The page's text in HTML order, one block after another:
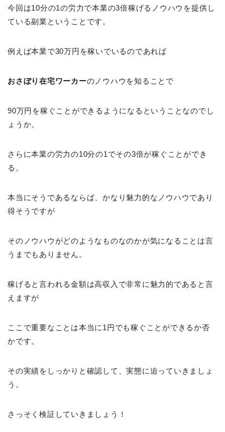
今回は10分の1の労力で本業の3倍稼げるノウハウを提供し
ている副業ということです。
例えば本業で30万円を稼いでいるのであれば
おさぼり在宅ワーカーのノウハウを知ることで
90万円を稼ぐことができるようになるということなのでし
ょうか。
さらに本業の労力の10分の1でその3倍が稼ぐことができ
る。
本当にそうであるならば、かなり魅力的なノウハウであり
得そうですが
そのノウハウがどのようなものなのかが気になることは言
うまでもありません。
稼げると言われる金額は高収入で非常に魅力的であると言
えますが
ここで重要なことは本当に1円でも稼ぐことができるか否
かです。
その実績をしっかりと確認して、実態に迫っていきましょ
う。
さっそく検証していきましょう！